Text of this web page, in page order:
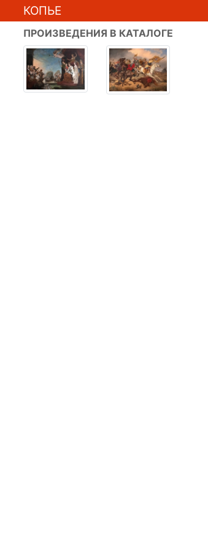
КОПЬЕ
ПРОИЗВЕДЕНИЯ В КАТАЛОГЕ